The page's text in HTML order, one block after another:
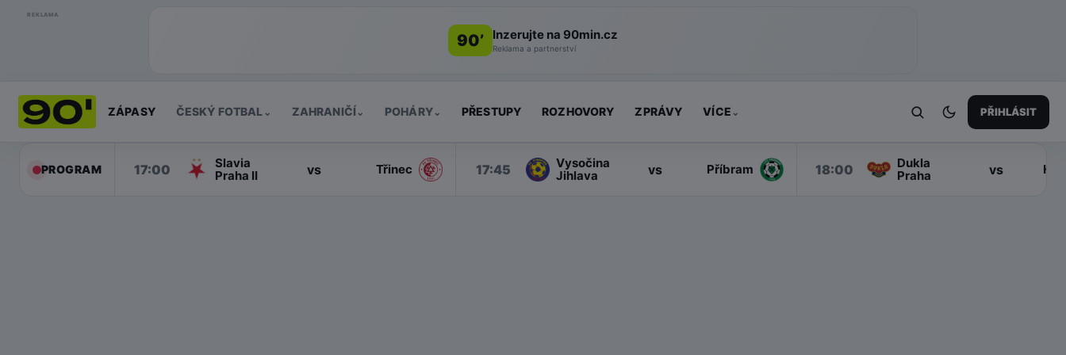
REKLAMA
90’ Inzerujte na 90min.cz
Reklama a partnerství
ZÁPASY ČESKÝ FOTBAL ⌄ ZAHRANIČÍ ⌄ POHÁRY⌄ PŘESTUPY ROZHOVORY ZPRÁVY VÍCE ⌄ PŘIHLÁSIT
PROGRAM 17:00
Slavia
Praha II
vs Třinec 17:45
Vysočina
Jihlava
vs Příbram 18:00
Dukla
Praha
vs